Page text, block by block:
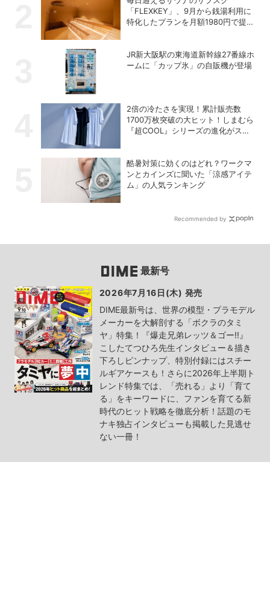
「FLEXKEY」、9月から銭湯利用に
特化したプランを月額1980円で提供
JR新大阪駅の東海道新幹線27番線ホ
ームに「カップ氷」の自販機が登場
2倍の冷たさを実現！累計販売数
1700万枚突破の大ヒット！しまむら
『超COOL』シリーズの進化がスゴ
酷暑対策に効くのはどれ？ワークマ
ンとカインズに聞いた「涼感アイテ
ム」の人気ランキング
Recommended by
最新号
2026年7月16日(木) 発売
DIME最新号は、世界の模型・プラモデル
メーカーを大解剖する「ボクラのタミ
ヤ」特集！『爆走兄弟レッツ＆ゴー!!』
こしたてつひろ先生インタビュー＆描き
下ろしピンナップ、特別付録にはスチー
ルギアケースも！さらに2026年上半期ト
レンド特集では、「売れる」より「育て
る」をキーワードに、ファンを育てる新
時代のヒット戦略を徹底分析！話題のモ
ナキ独占インタビューも掲載した見逃せ
ない一冊！